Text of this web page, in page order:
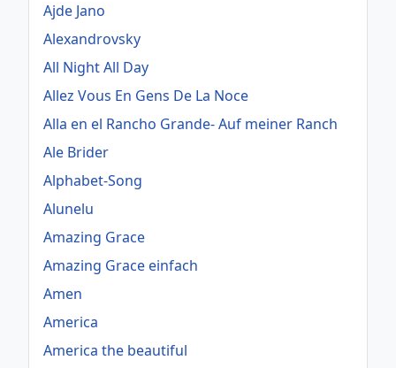
Ajde Jano
Alexandrovsky
All Night All Day
Allez Vous En Gens De La Noce
Alla en el Rancho Grande- Auf meiner Ranch
Ale Brider
Alphabet-Song
Alunelu
Amazing Grace
Amazing Grace einfach
Amen
America
America the beautiful